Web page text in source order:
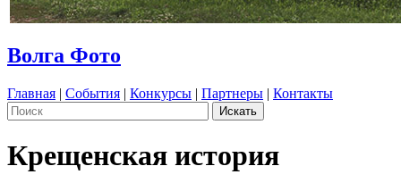
Волга Фото
Главная | События | Конкурсы | Партнеры | Контакты
Крещенская история